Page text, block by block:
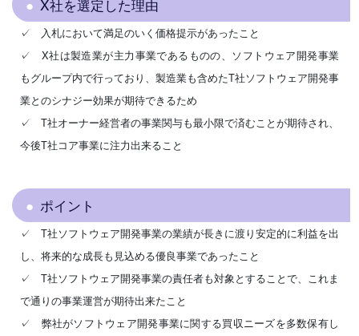
X社を選定した理由
✓ 入札において満足のいく価格提示があったこと
✓ X社は製造業が主力事業であるものの、ソフトウェア開発事業
もグループ内で行っており、製造業も含めたT社ソフトウェア開発事
業とのシナジー効果が期待できるため
✓ T社オーナー経営者の事業関与も最小限で済むことが期待され、
今後T社コア事業に注力出来ること
ポイント
✓ T社ソフトウェア開発事業の業績が長きに渡り安定的に利益を出
し、将来的な成長も見込める優良事業であったこと
✓ T社ソフトウェア開発事業の責任者も対象とすることで、これま
で通りの事業運営が期待出来たこと
✓ 弊社がソフトウェア開発事業に関する買収ニーズを多数保有し